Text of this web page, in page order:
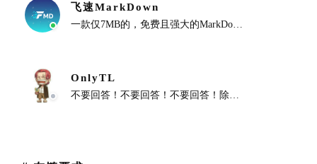
飞速MarkDown
OnlyTL